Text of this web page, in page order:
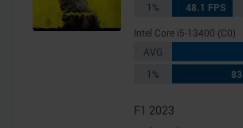
1%
48.1 FPS
Intel Core i5-13400 (C0)
AVG
1%
F1 2023